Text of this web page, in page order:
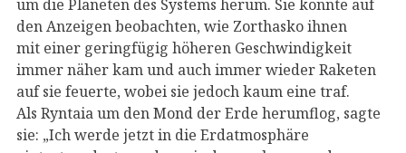
um die Planeten des Systems herum. Sie konnte auf
den Anzeigen beobachten, wie Zorthasko ihnen
mit einer geringfügig höheren Geschwindigkeit
immer näher kam und auch immer wieder Raketen
auf sie feuerte, wobei sie jedoch kaum eine traf.
Als Ryntaia um den Mond der Erde herumflog, sagte
sie: „Ich werde jetzt in die Erdatmosphäre